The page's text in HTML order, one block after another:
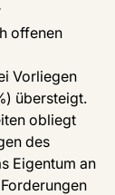
offenen
Vorliegen
übersteigt.
obliegt
des
Eigentum an